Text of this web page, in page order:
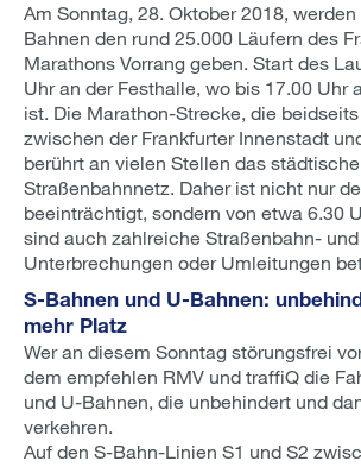
Am Sonntag, 28. Oktober 2018,
Bahnen den rund 25.000 Läufern des
Marathons Vorrang geben. Start des
Uhr an der Festhalle, wo bis 17.00 Uhr
ist. Die Marathon-Strecke, die
zwischen der Frankfurter Innenstadt
berührt an vielen Stellen das
Straßenbahnnetz. Daher ist nicht nur
beeinträchtigt, sondern von etwa 6.30
sind auch zahlreiche Straßenbahn-
Unterbrechungen oder Umleitungen
S-Bahnen und U-Bahnen:
mehr Platz
Wer an diesem Sonntag störungsfrei
dem empfehlen RMV und traffiQ die
und U-Bahnen, die unbehindert und
verkehren.
Auf den S-Bahn-Linien S1 und S2